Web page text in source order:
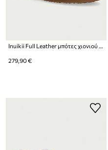
Inuikii Full Leather μπότες χιονιού Γυναικεία δερμάτινες
279,90 €